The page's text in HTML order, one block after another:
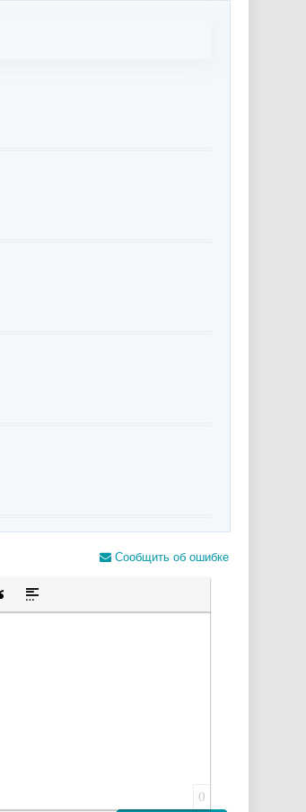
Сообщить об ошибке
ссылкутекста
цитаты
Вставка спойлера
0